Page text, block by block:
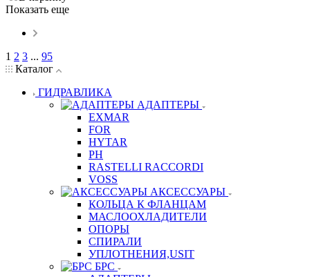
Показать еще
1 2 3 ... 95
Каталог
ГИДРАВЛИКА
АДАПТЕРЫ
EXMAR
FOR
HYTAR
PH
RASTELLI RACCORDI
VOSS
АКСЕССУАРЫ
КОЛЬЦА К ФЛАНЦАМ
МАСЛООХЛАДИТЕЛИ
ОПОРЫ
СПИРАЛИ
УПЛОТНЕНИЯ,USIT
БРС